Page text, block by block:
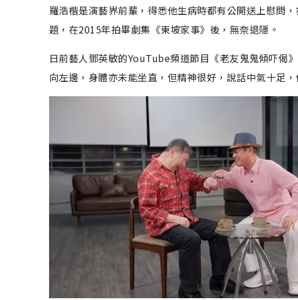
羅浩楷是演藝界前輩，得悉他生病時都有公開送上慰問
題，在2015年拍畢劇集《東坡家事》後，無奈退隱。
日前藝人鄧英敏的YouTube頻道節目《老友鬼鬼傾吓偈
向左邊，身體亦未能坐直，但精神很好，說話中氣十足，